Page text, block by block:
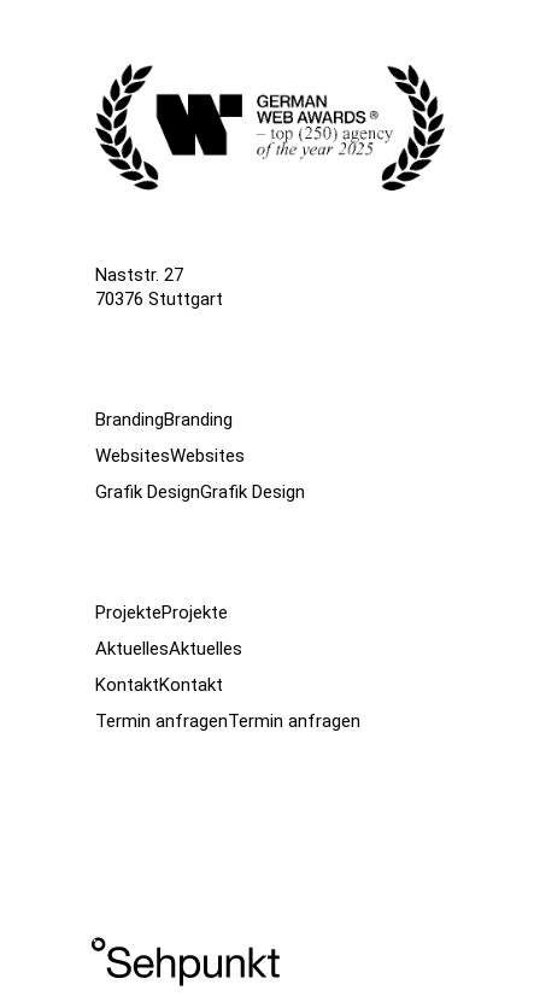
Naststr. 27
70376 Stuttgart
BrandingBranding
WebsitesWebsites
Grafik DesignGrafik Design
ProjekteProjekte
AktuellesAktuelles
KontaktKontakt
Termin anfragenTermin anfragen